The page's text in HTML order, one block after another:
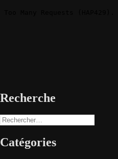
Recherche
Rechercher :
Catégories